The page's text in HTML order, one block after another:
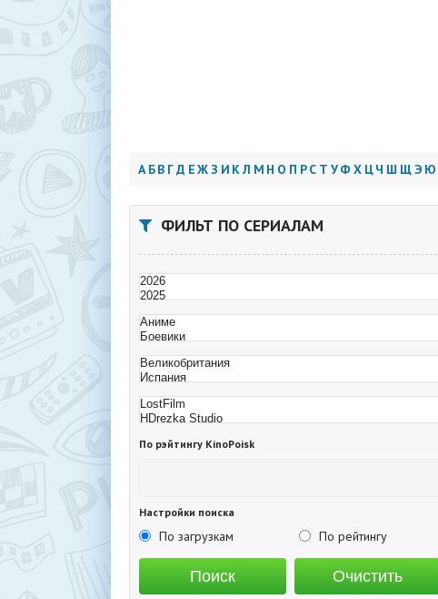
А БВ ГД ЕЖЗ И КЛ М Н О П РС Т УФ Х ЦЧ Ш ЩЭ Ю
ФИЛЬТ ПО СЕРИАЛАМ
По рэйтингу KinoPoisk
Настройки поиска
По загрузкам По рейтингу